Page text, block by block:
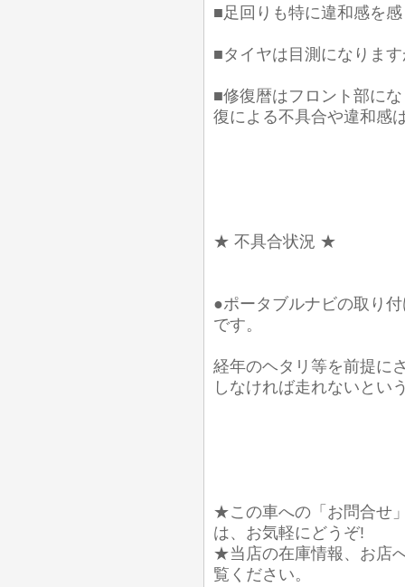
■足回りも特に違和感を
■タイヤは目測になりま
■修復暦はフロント部に
復による不具合や違和感
★ 不具合状況 ★
●ポータブルナビの取り
です。
経年のヘタリ等を前提に
しなければ走れないとい
★この車への「お問合せ
は、お気軽にどうぞ!
★当店の在庫情報、お店
覧ください。